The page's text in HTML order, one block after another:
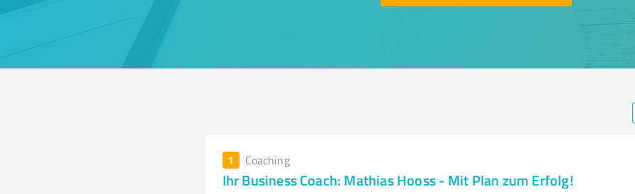
1 Coaching
Ihr Business Coach: Mathias Hooss - Mit Plan zum Erfolg!